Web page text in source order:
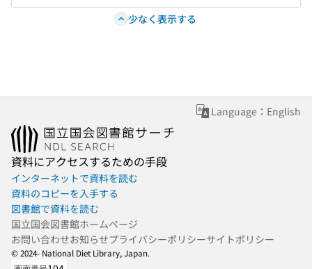
少なく表示する
Language：English
資料にアクセスするための手段
インターネットで資料を読む
資料のコピーを入手する
図書館で資料を読む
国立国会図書館ホームページ
お問い合わせお知らせプライバシーポリシーサイトポリシー
© 2024- National Diet Library, Japan.